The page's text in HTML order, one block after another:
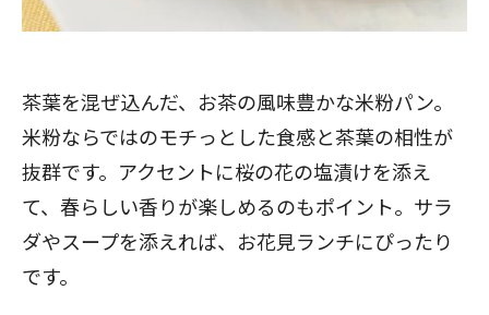
茶葉を混ぜ込んだ、お茶の風味豊かな米粉パン。
米粉ならではのモチっとした食感と茶葉の相性が
抜群です。アクセントに桜の花の塩漬けを添え
て、春らしい香りが楽しめるのもポイント。サラ
ダやスープを添えれば、お花見ランチにぴったり
です。